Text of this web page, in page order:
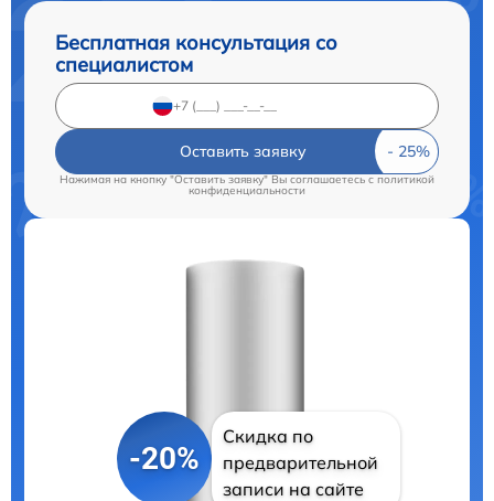
Бесплатная консультация со
специалистом
Оставить заявку
Нажимая на кнопку "Оставить заявку" Вы соглашаетесь cполитикой
конфиденциальности
-20%
Скидка по
предварительной
записи на сайте